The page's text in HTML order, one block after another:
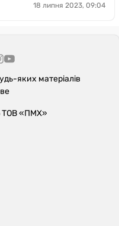
18 липня 2023, 09:04
яких матеріалів
ТОВ «ПМХ»